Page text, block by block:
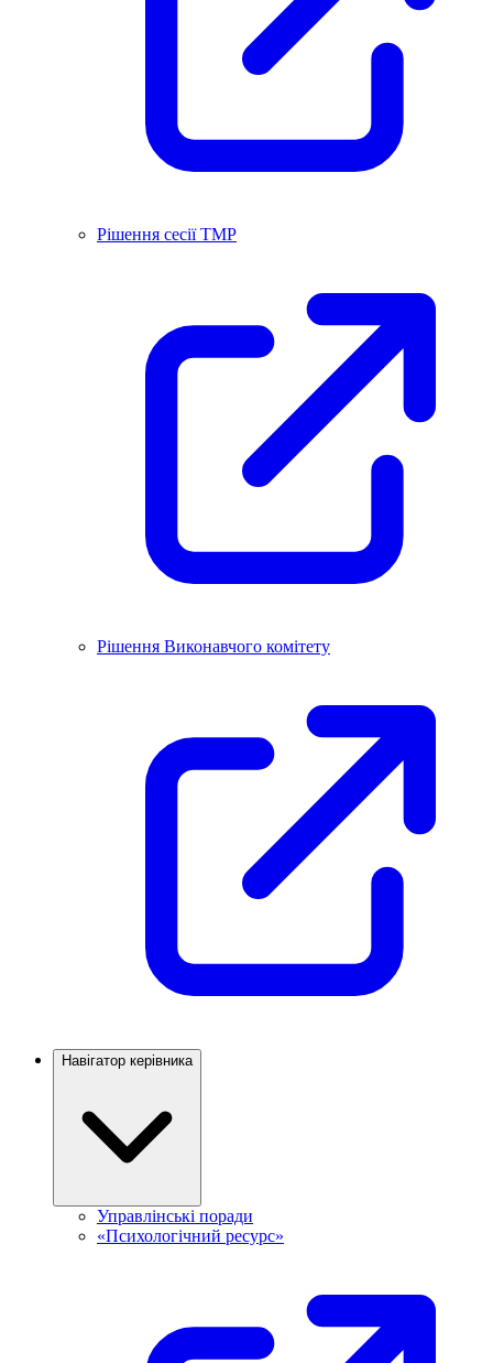
Рішення сесії ТМР
Рішення Виконавчого комітету
Навігатор керівника
Управлінські поради
«Психологічний ресурс»